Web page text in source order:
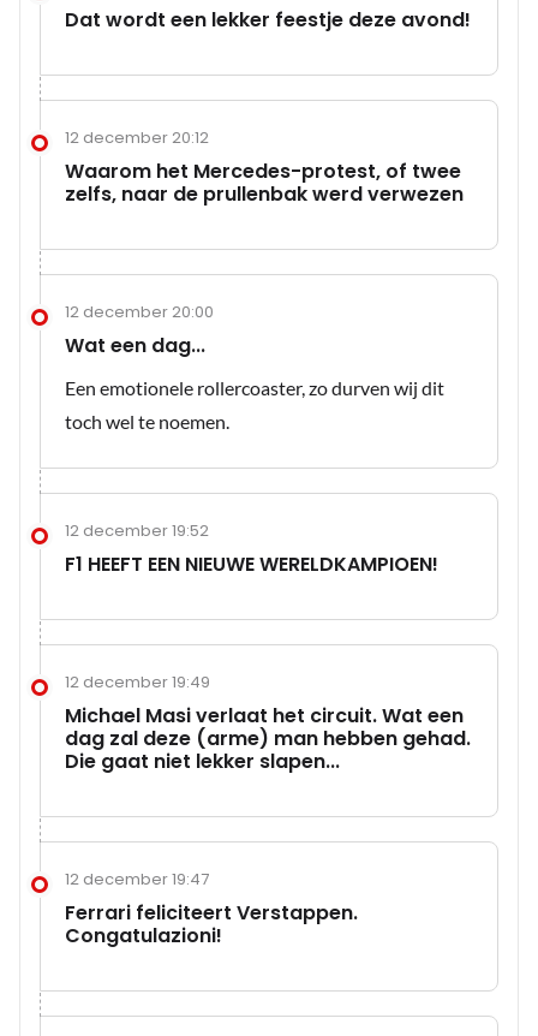
Dat wordt een lekker feestje deze avond!
12 december 20:12
Waarom het Mercedes-protest, of twee
zelfs, naar de prullenbak werd verwezen
12 december 20:00
Wat een dag...
Een emotionele rollercoaster, zo durven wij dit
toch wel te noemen.
12 december 19:52
F1 HEEFT EEN NIEUWE WERELDKAMPIOEN!
12 december 19:49
Michael Masi verlaat het circuit. Wat een
dag zal deze (arme) man hebben gehad.
Die gaat niet lekker slapen...
12 december 19:47
Ferrari feliciteert Verstappen.
Congatulazioni!